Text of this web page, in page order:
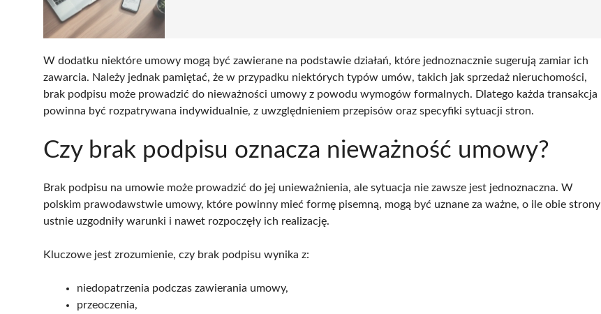
W dodatku niektóre umowy mogą być zawierane na podstawie działań, które jednoznacznie sugerują zamiar ich
zawarcia. Należy jednak pamiętać, że w przypadku niektórych typów umów, takich jak sprzedaż nieruchomości,
brak podpisu może prowadzić do nieważności umowy z powodu wymogów formalnych. Dlatego każda transakcja
powinna być rozpatrywana indywidualnie, z uwzględnieniem przepisów oraz specyfiki sytuacji stron.
Czy brak podpisu oznacza nieważność umowy?
Brak podpisu na umowie może prowadzić do jej unieważnienia, ale sytuacja nie zawsze jest jednoznaczna. W
polskim prawodawstwie umowy, które powinny mieć formę pisemną, mogą być uznane za ważne, o ile obie strony
ustnie uzgodniły warunki i nawet rozpoczęły ich realizację.
Kluczowe jest zrozumienie, czy brak podpisu wynika z:
niedopatrzenia podczas zawierania umowy,
przeoczenia,